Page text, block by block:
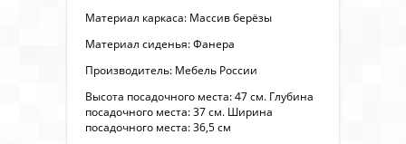
Материал каркаса: Массив берёзы
Материал сиденья: Фанера
Производитель: Мебель России
Высота посадочного места: 47 см. Глубина
посадочного места: 37 см. Ширина
посадочного места: 36,5 см